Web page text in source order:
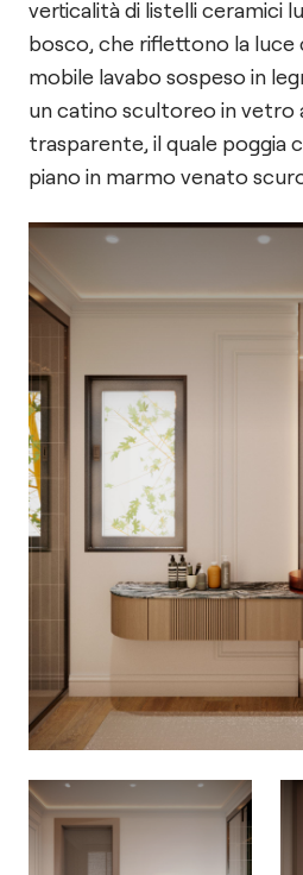
verticalità di listelli ceramici
bosco, che riflettono la luce
mobile lavabo sospeso in
un catino scultoreo in vetro
trasparente, il quale poggia
piano in marmo venato